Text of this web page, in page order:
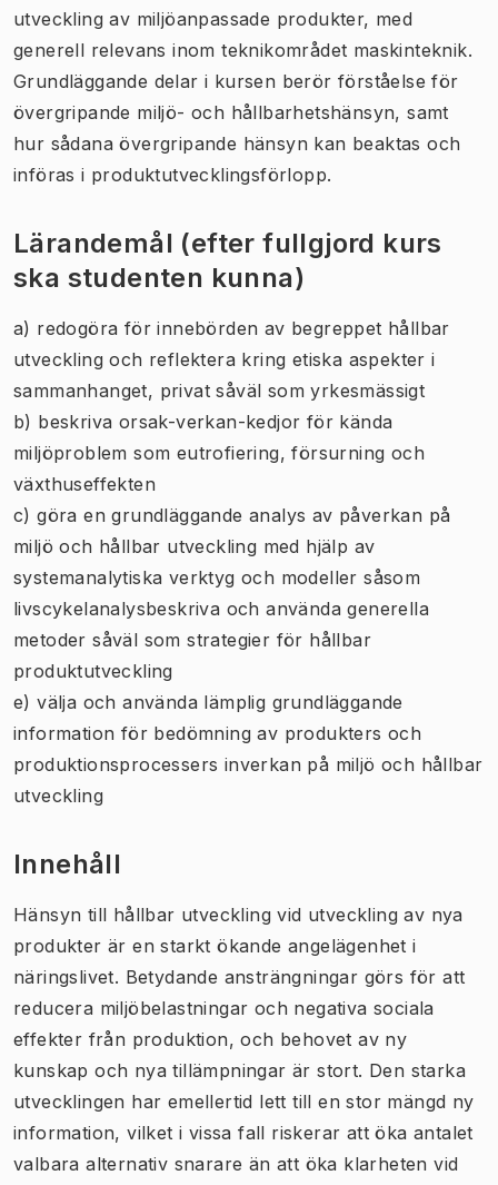
utveckling av miljöanpassade produkter, med
generell relevans inom teknikområdet maskinteknik.
Grundläggande delar i kursen berör förståelse för
övergripande miljö- och hållbarhetshänsyn, samt
hur sådana övergripande hänsyn kan beaktas och
införas i produktutvecklingsförlopp.
Lärandemål (efter fullgjord kurs
ska studenten kunna)
a) redogöra för innebörden av begreppet hållbar
utveckling och reflektera kring etiska aspekter i
sammanhanget, privat såväl som yrkesmässigt
b) beskriva orsak-verkan-kedjor för kända
miljöproblem som eutrofiering, försurning och
växthuseffekten
c) göra en grundläggande analys av påverkan på
miljö och hållbar utveckling med hjälp av
systemanalytiska verktyg och modeller såsom
livscykelanalysbeskriva och använda generella
metoder såväl som strategier för hållbar
produktutveckling
e) välja och använda lämplig grundläggande
information för bedömning av produkters och
produktionsprocessers inverkan på miljö och hållbar
utveckling
Innehåll
Hänsyn till hållbar utveckling vid utveckling av nya
produkter är en starkt ökande angelägenhet i
näringslivet. Betydande ansträngningar görs för att
reducera miljöbelastningar och negativa sociala
effekter från produktion, och behovet av ny
kunskap och nya tillämpningar är stort. Den starka
utvecklingen har emellertid lett till en stor mängd ny
information, vilket i vissa fall riskerar att öka antalet
valbara alternativ snarare än att öka klarheten vid